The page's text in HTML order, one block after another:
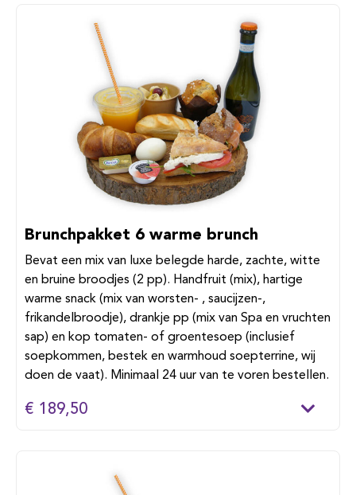
Brunchpakket 6 warme brunch
Bevat een mix van luxe belegde harde, zachte, witte
en bruine broodjes (2 pp). Handfruit (mix), hartige
warme snack (mix van worsten- , saucijzen-,
frikandelbroodje), drankje pp (mix van Spa en vruchten
sap) en kop tomaten- of groentesoep (inclusief
soepkommen, bestek en warmhoud soepterrine, wij
doen de vaat). Minimaal 24 uur van te voren bestellen.
€ 189,50